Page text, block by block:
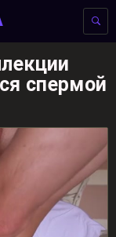
спермой